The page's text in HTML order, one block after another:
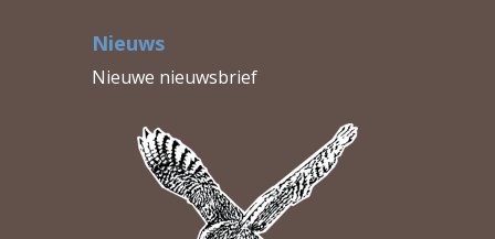
Nieuws
Nieuwe nieuwsbrief